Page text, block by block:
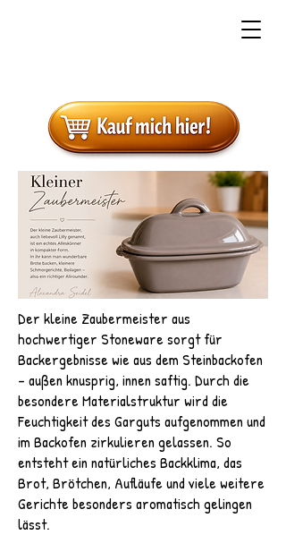
Der kleine Zaubermeister aus
hochwertiger Stoneware sorgt für
Backergebnisse wie aus dem Steinbackofen
– außen knusprig, innen saftig. Durch die
besondere Materialstruktur wird die
Feuchtigkeit des Garguts aufgenommen und
im Backofen zirkulieren gelassen. So
entsteht ein natürliches Backklima, das
Brot, Brötchen, Aufläufe und viele weitere
Gerichte besonders aromatisch gelingen
lässt.